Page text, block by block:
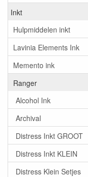
Inkt
Hulpmiddelen inkt
Lavinia Elements Ink
Memento ink
Ranger
Alcohol Ink
Archival
Distress Inkt GROOT
Distress Inkt KLEIN
Distress Klein Setjes